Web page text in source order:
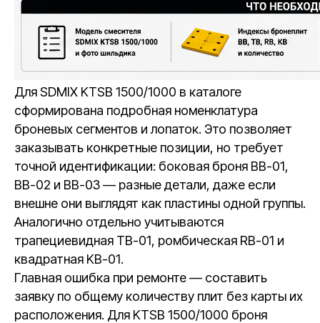
Для SDMIX KTSB 1500/1000 в каталоге
сформирована подробная номенклатура
броневых сегментов и лопаток. Это позволяет
заказывать конкретные позиции, но требует
точной идентификации: боковая броня BB-01,
BB-02 и BB-03 — разные детали, даже если
внешне они выглядят как пластины одной группы.
Аналогично отдельно учитываются
трапециевидная TB-01, ромбическая RB-01 и
квадратная KB-01.
Главная ошибка при ремонте — составить
заявку по общему количеству плит без карты их
расположения. Для KTSB 1500/1000 броня